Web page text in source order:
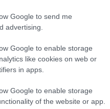
Google to send me
advertising.
Google to enable storage
like cookies on web or
in apps.
Google to enable storage
of the website or app.